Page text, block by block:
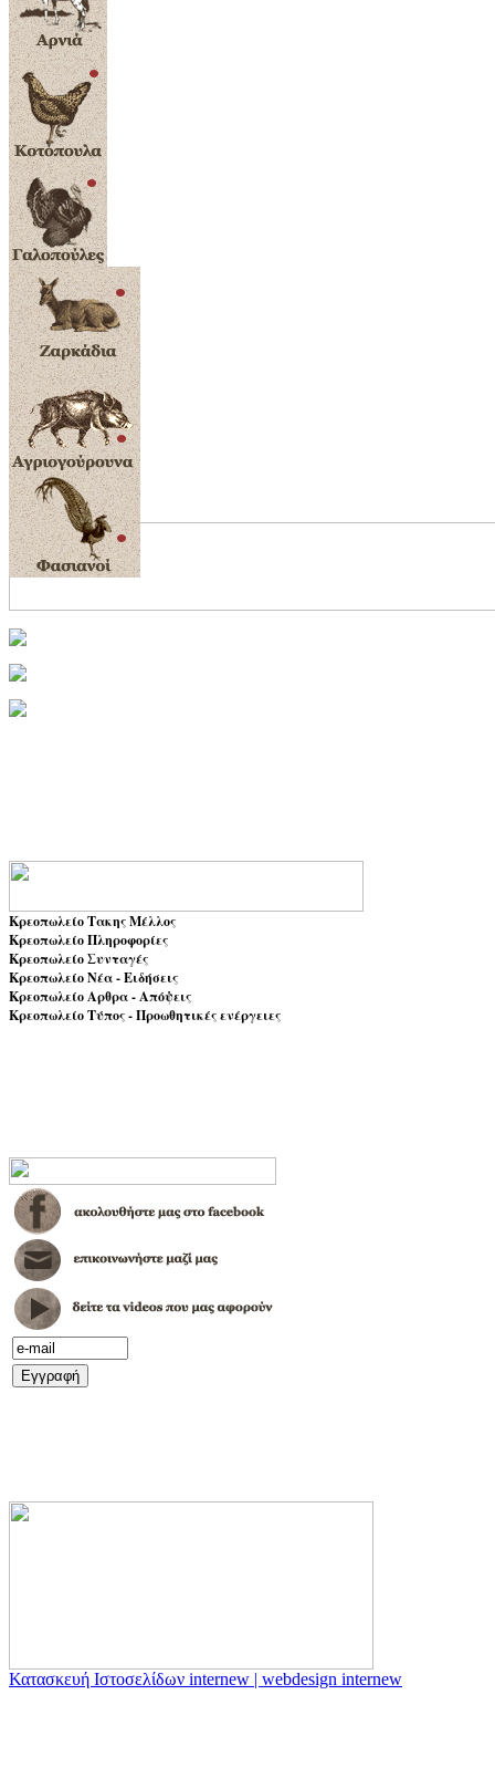
Κρεοπωλείο Τακης Μέλλος
Κρεοπωλείο Πληροφορίες
Κρεοπωλείο Συνταγές
Κρεοπωλείο Νέα - Ειδήσεις
Κρεοπωλείο Αρθρα - Απόψεις
Κρεοπωλείο Τύπος - Προωθητικές ενέργειες
Κατασκευή Ιστοσελίδων internew | webdesign internew